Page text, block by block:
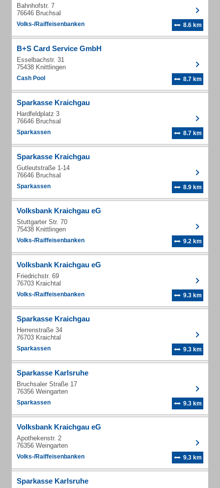
Bahnhofstr. 7
76646 Bruchsal
Volks-/Raiffeisenbanken 8.6 km
B+S Card Service GmbH
Esselbachstr. 31
75438 Knittlingen
Cash Pool 8.7 km
Sparkasse Kraichgau
Hardfeldplatz 3
76646 Bruchsal
Sparkassen 8.7 km
Sparkasse Kraichgau
Gutleutstraße 1-14
76646 Bruchsal
Sparkassen 8.9 km
Volksbank Kraichgau eG
Stuttgarter Str. 70
75438 Knittlingen
Volks-/Raiffeisenbanken 9.2 km
Volksbank Kraichgau eG
Friedrichstr. 69
76703 Kraichtal
Volks-/Raiffeisenbanken 9.3 km
Sparkasse Kraichgau
Herrenstraße 34
76703 Kraichtal
Sparkassen 9.3 km
Sparkasse Karlsruhe
Bruchsaler Straße 17
76356 Weingarten
Sparkassen 9.3 km
Volksbank Kraichgau eG
Apothekenstr. 2
76356 Weingarten
Volks-/Raiffeisenbanken 9.3 km
Sparkasse Karlsruhe